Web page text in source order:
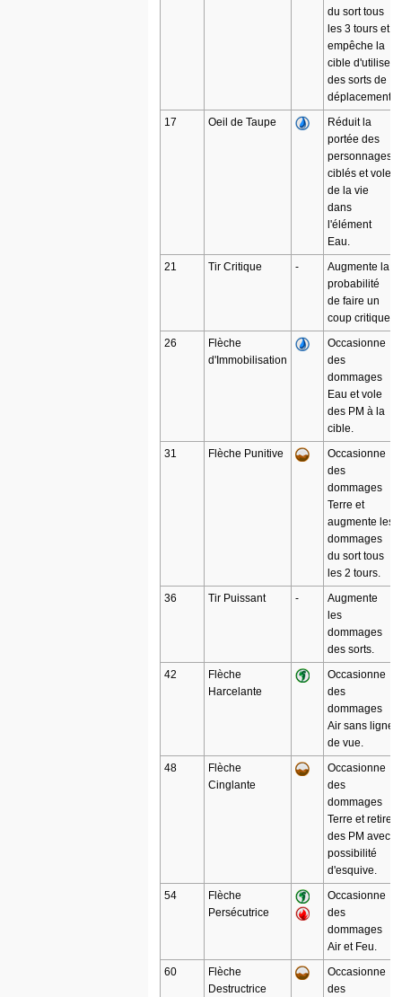
du sort tous
les 3 tours et
empêche la
cible d'utiliser
des sorts de
déplacement.
17
Oeil de Taupe
Réduit la
portée des
personnages
ciblés et vole
de la vie
dans
l'élément
Eau.
21
Tir Critique -
Augmente la
probabilité
de faire un
coup critique.
26
Flèche
d'Immobilisation
Occasionne
des
dommages
Eau et vole
des PM à la
cible.
31
Flèche Punitive
Occasionne
des
dommages
Terre et
augmente les
dommages
du sort tous
les 2 tours.
36
Tir Puissant -
Augmente
les
dommages
des sorts.
42
Flèche
Harcelante
Occasionne
des
dommages
Air sans ligne
de vue.
48
Flèche
Cinglante
Occasionne
des
dommages
Terre et retire
des PM avec
possibilité
d'esquive.
54
Flèche
Persécutrice
Occasionne
des
dommages
Air et Feu.
60
Flèche
Destructrice
Occasionne
des